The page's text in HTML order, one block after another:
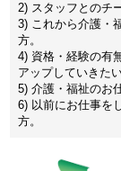
2) スタッフとのチ
3) これから介護・
方。
4) 資格・経験の有
アップしていきたい
5) 介護・福祉のお
6) 以前にお仕事を
方。